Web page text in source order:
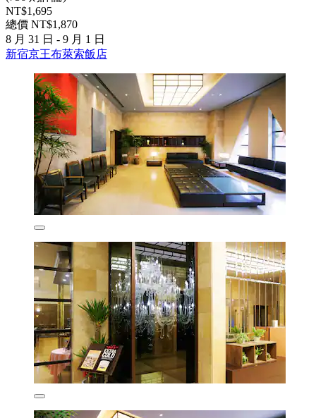
NT$1,695
總價 NT$1,870
8 月 31 日 - 9 月 1 日
新宿京王布萊索飯店